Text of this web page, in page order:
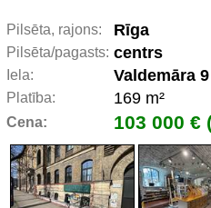
Pilsēta, rajons: Rīga
Pilsēta/pagasts: centrs
Iela: Valdemāra 9
Platība: 169 m²
Cena: 103 000 €